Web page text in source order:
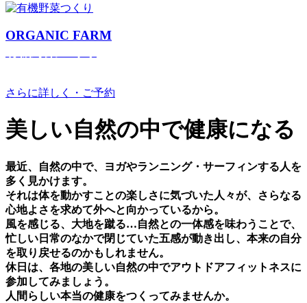
ORGANIC FARM
さらに詳しく・ご予約
美しい⾃然の中で健康になる
最近、⾃然の中で、ヨガやランニング・サーフィンする⼈を
多く⾒かけます。
それは体を動かすことの楽しさに気づいた⼈々が、さらなる
⼼地よさを求めて外へと向かっているから。
⾵を感じる、⼤地を蹴る…⾃然との⼀体感を味わうことで、
忙しい⽇常のなかで閉じていた五感が動き出し、本来の⾃分
を取り戻せるのかもしれません。
休⽇は、各地の美しい⾃然の中でアウトドアフィットネスに
参加してみましょう。
⼈間らしい本当の健康をつくってみませんか。